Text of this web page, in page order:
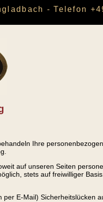
- Telefon
Ihre
auf unseren Seiten
stets auf freiwilliger
E-Mail) Sicherheitslücken